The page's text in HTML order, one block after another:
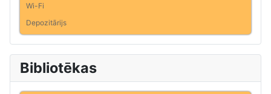
Wi-Fi
Depozitārijs
Bibliotēkas